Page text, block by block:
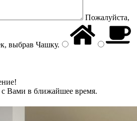
Пожалуйста,
выбрав Чашку.
Вами в ближайшее время.